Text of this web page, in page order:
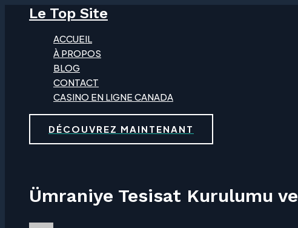
Le Top Site
ACCUEIL
À PROPOS
BLOG
CONTACT
CASINO EN LIGNE CANADA
DÉCOUVREZ MAINTENANT
Ümraniye Tesisat Kurulumu ve